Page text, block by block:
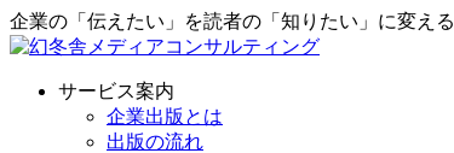
企業の「伝えたい」を読者の「知りたい」に変える
サービス案内
企業出版とは
出版の流れ